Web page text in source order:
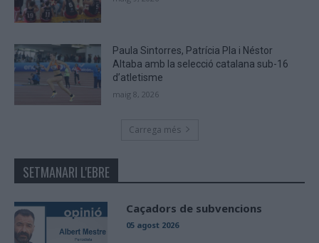
Paula Sintorres, Patrícia Pla i Néstor
Altaba amb la selecció catalana sub-16
d’atletisme
maig 8, 2026
Carrega més
SETMANARI L'EBRE
Caçadors de subvencions
05 agost 2026